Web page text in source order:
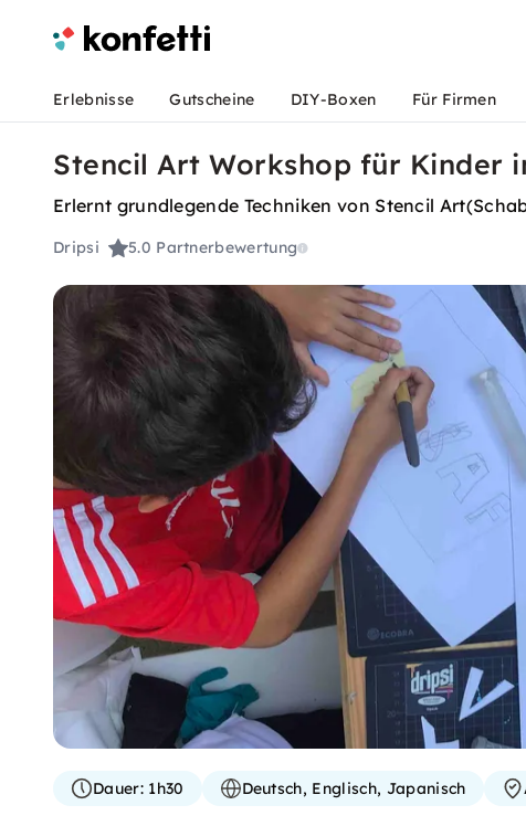
Erlebnisse Gutscheine DIY-Boxen Für Firmen
Stencil Art Workshop für Kinder
Erlernt grundlegende Techniken von Stencil
Dripsi 5.0 Partnerbewertung
Dauer:1h30 Deutsch, Englisch, Japanisch